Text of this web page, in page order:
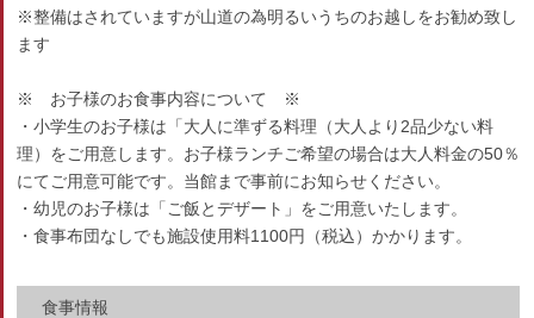
※整備はされていますが山道の為明るいうちのお越しをお勧め致し
ます
※ お子様のお食事内容について ※
・小学生のお子様は「大人に準ずる料理（大人より2品少ない料
理）をご用意します。お子様ランチご希望の場合は大人料金の50％
にてご用意可能です。当館まで事前にお知らせください。
・幼児のお子様は「ご飯とデザート」をご用意いたします。
・食事布団なしでも施設使用料1100円（税込）かかります。
食事情報